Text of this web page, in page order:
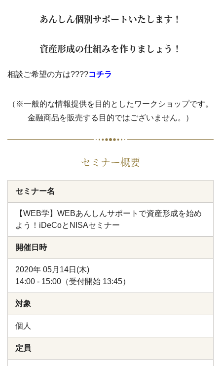
あんしん個別サポートいたします！
資産形成の仕組みを作りましょう！
相談ご希望の方は????コチラ
（※一般的な情報提供を目的としたワークショップです。
金融商品を販売する目的ではございません。）
セミナー概要
セミナー名
【WEB学】WEBあんしんサポートで資産形成を始め
よう！iDeCoとNISAセミナー
開催日時
2020年 05月14日(木)
14:00 - 15:00（受付開始 13:45）
対象
個人
定員